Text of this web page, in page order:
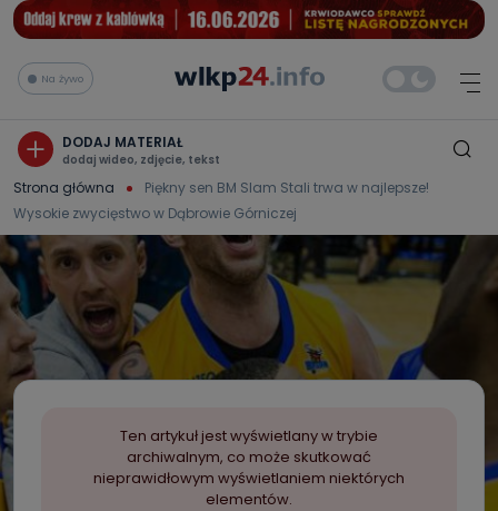
Na żywo
DODAJ MATERIAŁ
dodaj wideo, zdjęcie, tekst
Strona główna
Piękny sen BM Slam Stali trwa w najlepsze!
Wysokie zwycięstwo w Dąbrowie Górniczej
Ten artykuł jest wyświetlany w trybie
archiwalnym, co może skutkować
nieprawidłowym wyświetlaniem niektórych
elementów.